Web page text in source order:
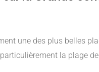
une des plus belles
la plage